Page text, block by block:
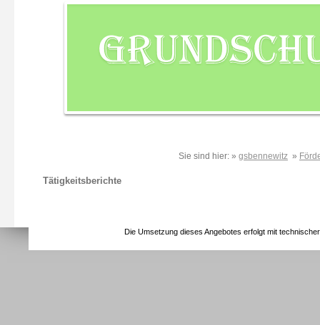
Sie sind hier: » gsbennewitz »
Tätigkeitsberichte
Die Umsetzung dieses Angebotes erfolgt mit